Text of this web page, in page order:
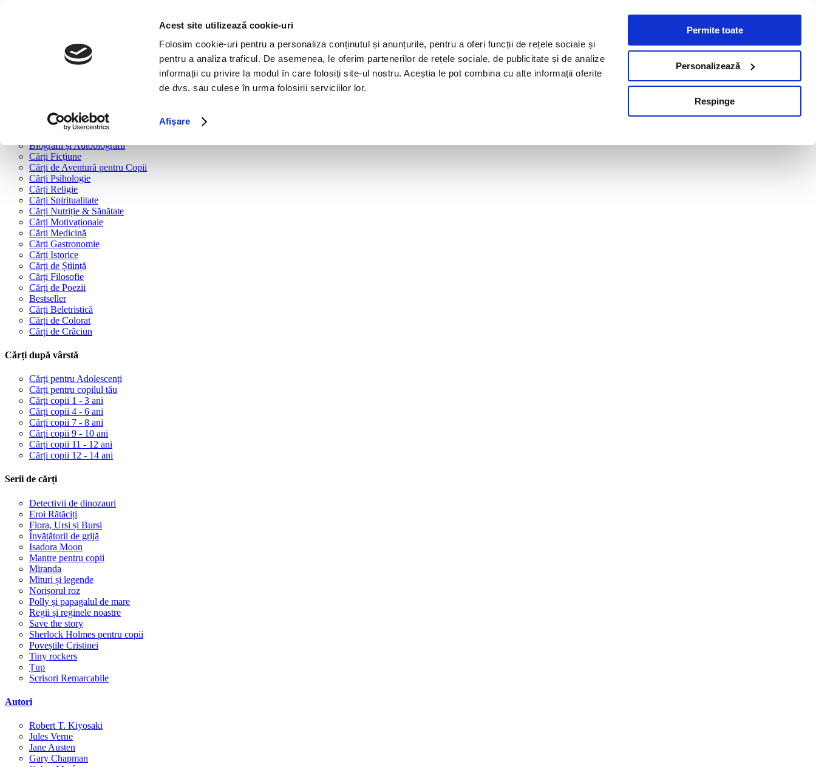
Acest site utilizează cookie-uri
Folosim cookie-uri pentru a personaliza conținutul și anunțurile, pentru a oferi funcții de rețele sociale și
pentru a analiza traficul. De asemenea, le oferim partenerilor de rețele sociale, de publicitate și de analize
informații cu privire la modul în care folosiți site-ul nostru. Aceștia le pot combina cu alte informații oferite
de dvs. sau culese în urma folosirii serviciilor lor.
Afişare
Permite toate
Personalizează
Respinge
Cărți după tipologie
Cărți Dezvoltare Personală
Cărți Familie & Cuplu
Biografii și Autobiografii
Cărți Ficțiune
Cărți de Aventură pentru Copii
Cărți Psihologie
Cărți Religie
Cărți Spiritualitate
Cărți Nutriție & Sănătate
Cărți Motivaționale
Cărți Medicină
Cărți Gastronomie
Cărți Istorice
Cărți de Știință
Cărți Filosofie
Cărți de Poezii
Bestseller
Cărți Beletristică
Cărți de Colorat
Cărți de Crăciun
Cărți după vârstă
Cărți pentru Adolescenți
Cărți pentru copilul tău
Cărți copii 1 - 3 ani
Cărți copii 4 - 6 ani
Cărți copii 7 - 8 ani
Cărți copii 9 - 10 ani
Cărți copii 11 - 12 ani
Cărți copii 12 - 14 ani
Serii de cărți
Detectivii de dinozauri
Eroi Rătăciți
Flora, Ursi și Bursi
Învățătorii de grijă
Isadora Moon
Mantre pentru copii
Miranda
Mituri și legende
Norișorul roz
Polly și papagalul de mare
Regii și reginele noastre
Save the story
Sherlock Holmes pentru copii
Poveștile Cristinei
Tiny rockers
Țup
Scrisori Remarcabile
Autori
Robert T. Kiyosaki
Jules Verne
Jane Austen
Gary Chapman